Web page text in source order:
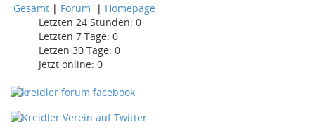
Gesamt | Forum | Homepage
Letzten 24 Stunden: 0
Letzten 7 Tage: 0
Letzen 30 Tage: 0
Jetzt online: 0